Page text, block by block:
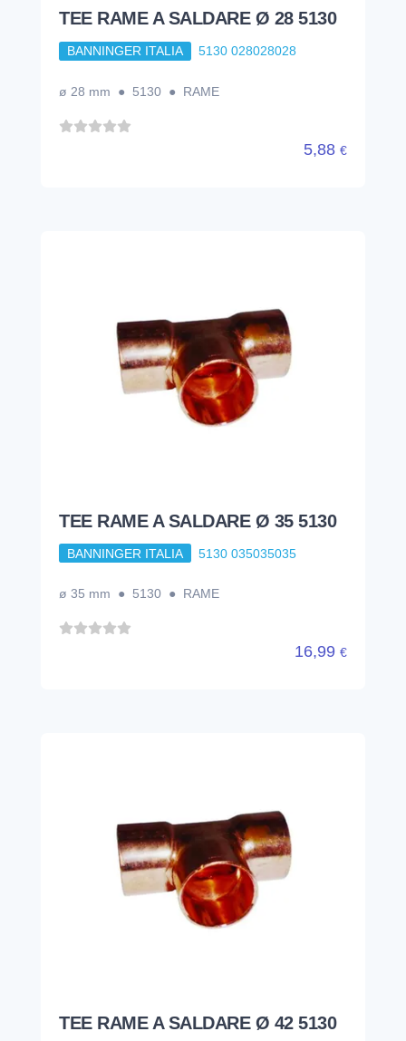
TEE RAME A SALDARE Ø 28 5130
BANNINGER ITALIA 5130 028028028
ø 28 mm ● 5130 ● RAME
5,88 €
TEE RAME A SALDARE Ø 35 5130
BANNINGER ITALIA 5130 035035035
ø 35 mm ● 5130 ● RAME
16,99 €
TEE RAME A SALDARE Ø 42 5130